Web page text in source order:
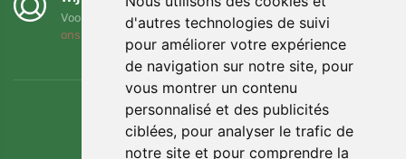
d'autres technologies de suivi
pour améliorer votre expérience
de navigation sur notre site, pour
vous montrer un contenu
personnalisé et des publicités
ciblées, pour analyser le trafic de
notre site et pour comprendre la
Voor elke bestelling planten we een boom! Lees meer
ons